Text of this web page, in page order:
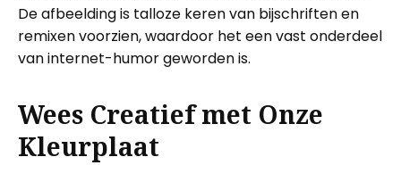
De afbeelding is talloze keren van bijschriften en
remixen voorzien, waardoor het een vast onderdeel
van internet-humor geworden is.
Wees Creatief met Onze
Kleurplaat